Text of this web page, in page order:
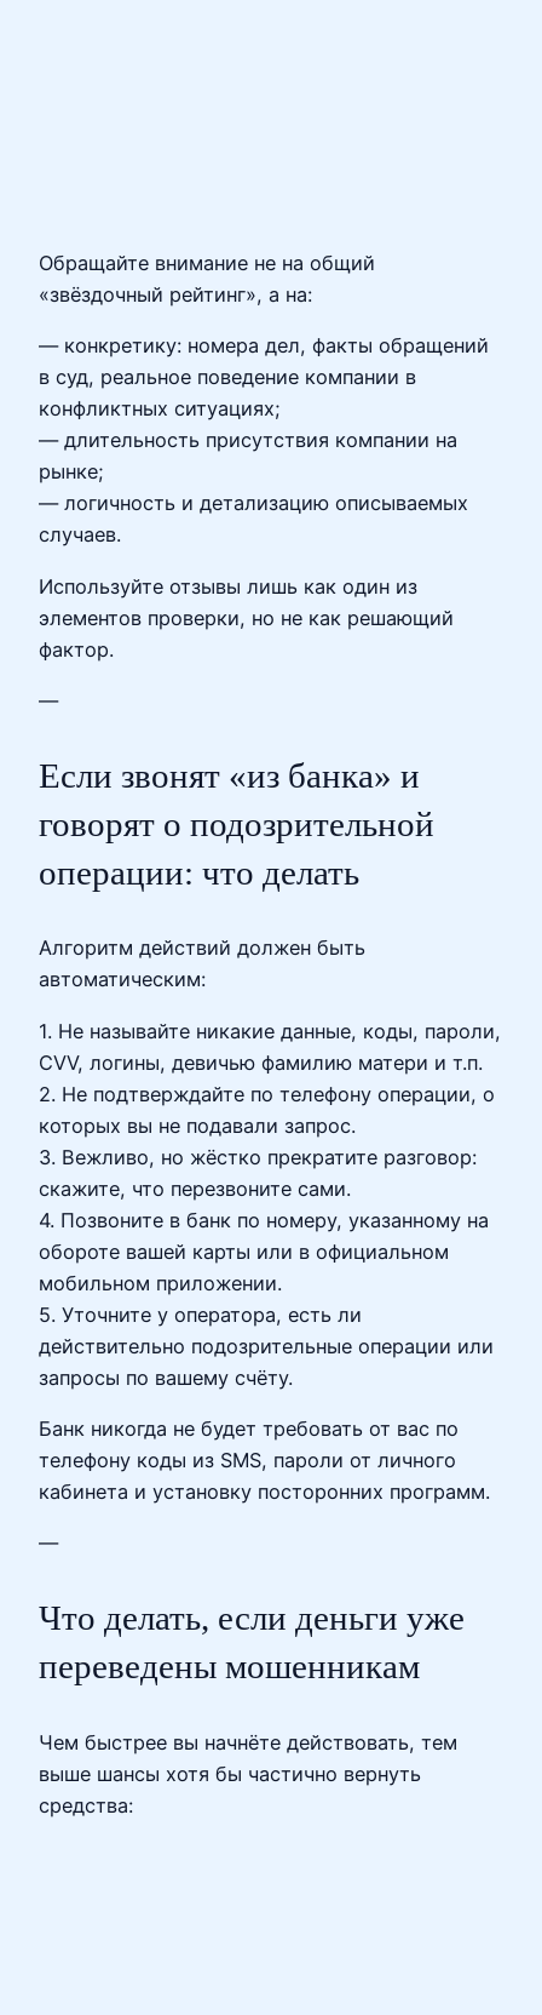
Обращайте внимание не на общий
«звёздочный рейтинг», а на:
— конкретику: номера дел, факты обращений
в суд, реальное поведение компании в
конфликтных ситуациях;
— длительность присутствия компании на
рынке;
— логичность и детализацию описываемых
случаев.
Используйте отзывы лишь как один из
элементов проверки, но не как решающий
фактор.
—
Если звонят «из банка» и
говорят о подозрительной
операции: что делать
Алгоритм действий должен быть
автоматическим:
1. Не называйте никакие данные, коды, пароли,
CVV, логины, девичью фамилию матери и т.п.
2. Не подтверждайте по телефону операции, о
которых вы не подавали запрос.
3. Вежливо, но жёстко прекратите разговор:
скажите, что перезвоните сами.
4. Позвоните в банк по номеру, указанному на
обороте вашей карты или в официальном
мобильном приложении.
5. Уточните у оператора, есть ли
действительно подозрительные операции или
запросы по вашему счёту.
Банк никогда не будет требовать от вас по
телефону коды из SMS, пароли от личного
кабинета и установку посторонних программ.
—
Что делать, если деньги уже
переведены мошенникам
Чем быстрее вы начнёте действовать, тем
выше шансы хотя бы частично вернуть
средства: